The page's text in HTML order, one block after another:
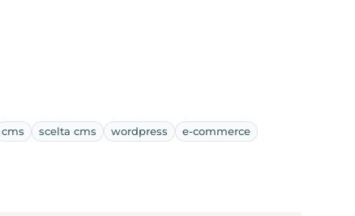
cms scelta cms wordpress e-commerce